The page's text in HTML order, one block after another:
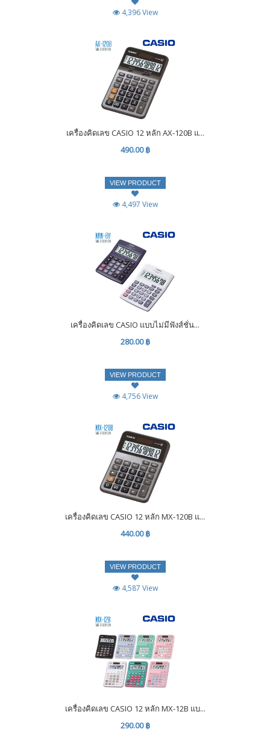
4,396 View
เครื่องคิดเลข CASIO 12 หลัก AX-120B แ...
490.00 ฿
VIEW PRODUCT
4,497 View
เครื่องคิดเลข CASIO แบบไม่มีฟังส์ชั่น...
280.00 ฿
VIEW PRODUCT
4,756 View
เครื่องคิดเลข CASIO 12 หลัก MX-120B แ...
440.00 ฿
VIEW PRODUCT
4,587 View
เครื่องคิดเลข CASIO 12 หลัก MX-12B แบ...
290.00 ฿